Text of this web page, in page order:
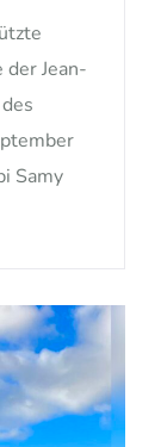
Jean-
Samy